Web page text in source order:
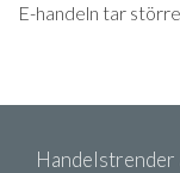
E-handeln tar